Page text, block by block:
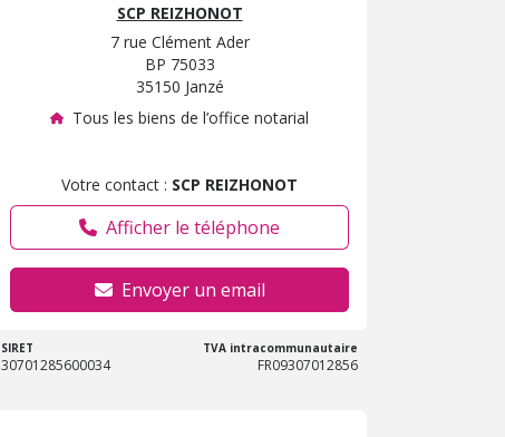
SCP REIZHONOT
7 rue Clément Ader
BP 75033
35150 Janzé
Tous les biens de l’office notarial
Votre contact : SCP REIZHONOT
Afficher le téléphone
Envoyer un email
SIRET
30701285600034
TVA intracommunautaire
FR09307012856